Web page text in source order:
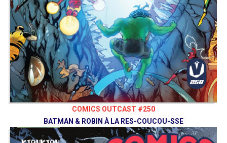
COMICS OUTCAST #250
BATMAN & ROBIN À LA RES-COUCOU-SSE